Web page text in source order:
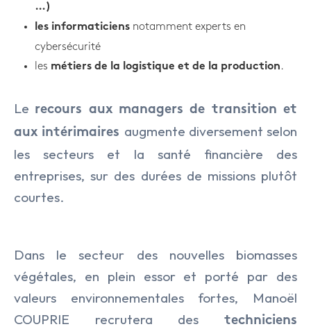
…)
les informaticiens notamment experts en
cybersécurité
les métiers de la logistique et de la production .
Le recours aux managers de transition et
aux intérimaires augmente diversement selon
les secteurs et la santé financière des
entreprises, sur des durées de missions plutôt
courtes.
Dans le secteur des nouvelles biomasses
végétales, en plein essor et porté par des
valeurs environnementales fortes, Manoël
COUPRIE recrutera des
techniciens